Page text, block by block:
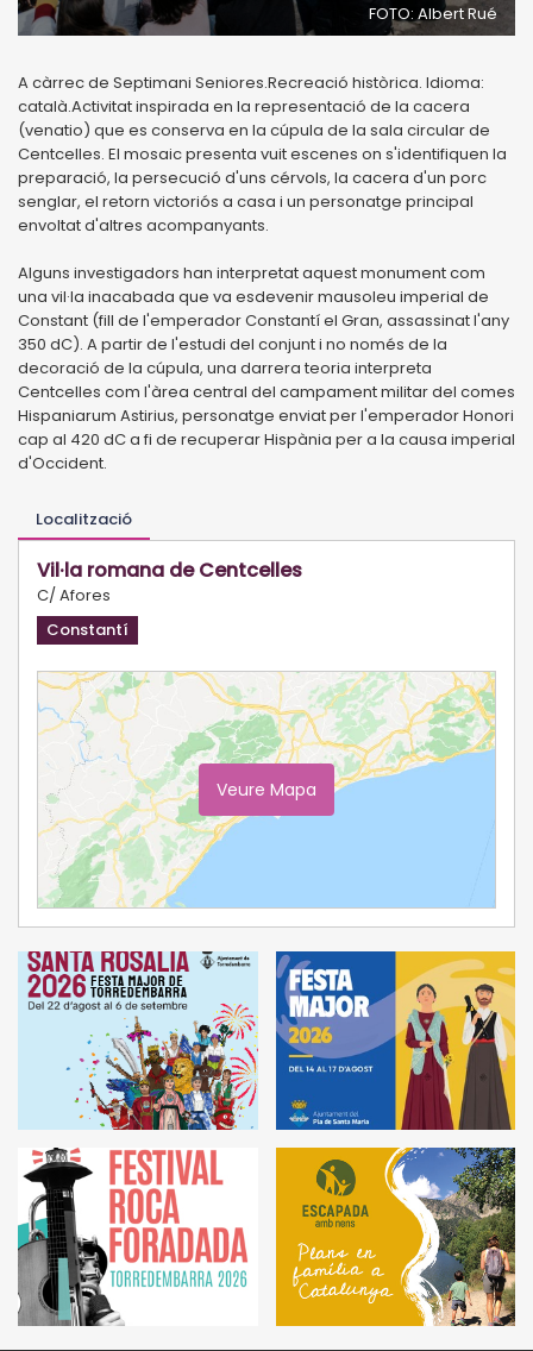
FOTO: Albert Rué
A càrrec de Septimani Seniores.Recreació històrica. Idioma:
català.Activitat inspirada en la representació de la cacera
(venatio) que es conserva en la cúpula de la sala circular de
Centcelles. El mosaic presenta vuit escenes on s'identifiquen la
preparació, la persecució d'uns cérvols, la cacera d'un porc
senglar, el retorn victoriós a casa i un personatge principal
envoltat d'altres acompanyants.
Alguns investigadors han interpretat aquest monument com
una vil·la inacabada que va esdevenir mausoleu imperial de
Constant (fill de l'emperador Constantí el Gran, assassinat l'any
350 dC). A partir de l'estudi del conjunt i no només de la
decoració de la cúpula, una darrera teoria interpreta
Centcelles com l'àrea central del campament militar del comes
Hispaniarum Astirius, personatge enviat per l'emperador Honori
cap al 420 dC a fi de recuperar Hispània per a la causa imperial
d'Occident.
Localització
Vil·la romana de Centcelles
C/ Afores
Constantí
Veure Mapa